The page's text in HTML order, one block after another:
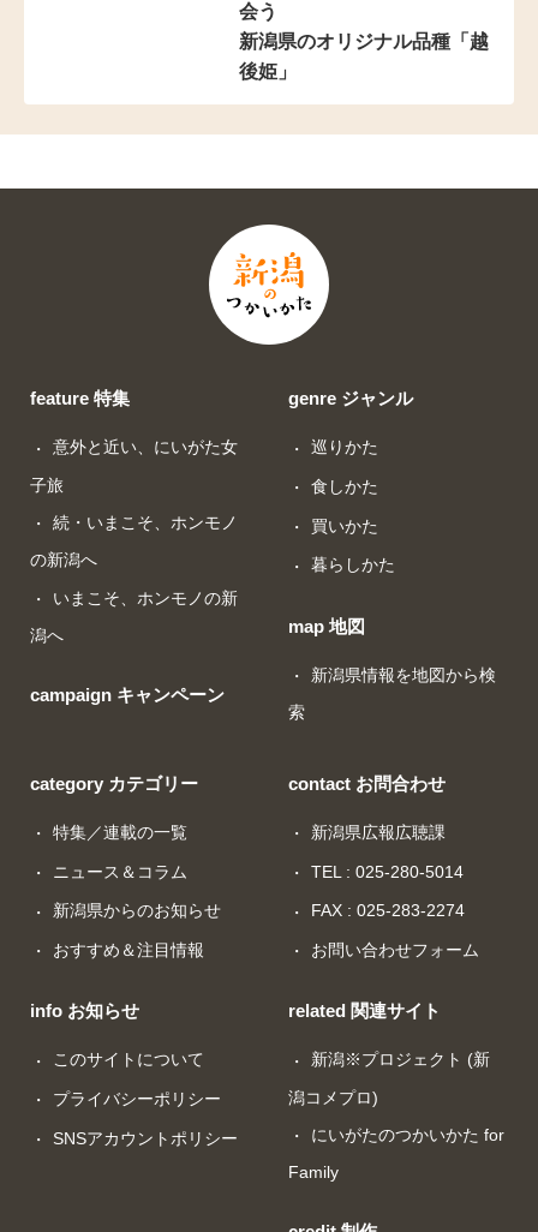
会う
新潟県のオリジナル品種「越
後姫」
feature 特集
意外と近い、にいがた女
子旅
続・いまこそ、ホンモノ
の新潟へ
いまこそ、ホンモノの新
潟へ
campaign キャンペーン
genre ジャンル
巡りかた
食しかた
買いかた
暮らしかた
map 地図
新潟県情報を地図から検
索
category カテゴリー
特集／連載の一覧
ニュース＆コラム
新潟県からのお知らせ
おすすめ＆注目情報
info お知らせ
このサイトについて
プライバシーポリシー
SNSアカウントポリシー
contact お問合わせ
新潟県広報広聴課
TEL : 025-280-5014
FAX : 025-283-2274
お問い合わせフォーム
related 関連サイト
新潟※プロジェクト (新
潟コメプロ)
にいがたのつかいかた for
Family